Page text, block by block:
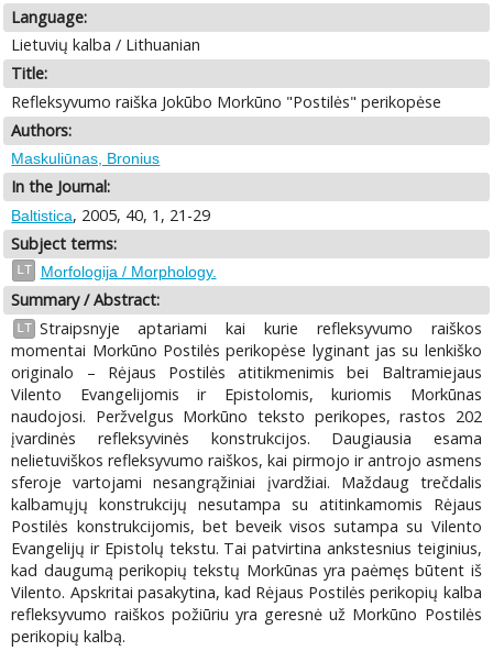
Language:
Lietuvių kalba / Lithuanian
Title:
Refleksyvumo raiška Jokūbo Morkūno "Postilės" perikopėse
Authors:
Maskuliūnas, Bronius
In the Journal:
Baltistica, 2005, 40, 1, 21-29
Subject terms:
LT Morfologija / Morphology.
Summary / Abstract:
LT Straipsnyje aptariami kai kurie refleksyvumo raiškos
momentai Morkūno Postilės perikopėse lyginant jas su lenkiško
originalo – Rėjaus Postilės atitikmenimis bei Baltramiejaus
Vilento Evangelijomis ir Epistolomis, kuriomis Morkūnas
naudojosi. Peržvelgus Morkūno teksto perikopes, rastos 202
įvardinės refleksyvinės konstrukcijos. Daugiausia esama
nelietuviškos refleksyvumo raiškos, kai pirmojo ir antrojo asmens
sferoje vartojami nesangrąžiniai įvardžiai. Maždaug trečdalis
kalbamųjų konstrukcijų nesutampa su atitinkamomis Rėjaus
Postilės konstrukcijomis, bet beveik visos sutampa su Vilento
Evangelijų ir Epistolų tekstu. Tai patvirtina ankstesnius teiginius,
kad daugumą perikopių tekstų Morkūnas yra paėmęs būtent iš
Vilento. Apskritai pasakytina, kad Rėjaus Postilės perikopių kalba
refleksyvumo raiškos požiūriu yra geresnė už Morkūno Postilės
perikopių kalbą.